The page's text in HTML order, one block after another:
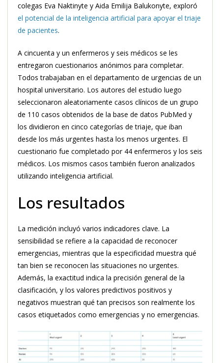
colegas Eva Naktinyte y Aida Emilija Balukonyte, exploró
el potencial de la inteligencia artificial para apoyar el triaje
de pacientes.
A cincuenta y un enfermeros y seis médicos se les
entregaron cuestionarios anónimos para completar.
Todos trabajaban en el departamento de urgencias de un
hospital universitario. Los autores del estudio luego
seleccionaron aleatoriamente casos clínicos de un grupo
de 110 casos obtenidos de la base de datos PubMed y
los dividieron en cinco categorías de triaje, que iban
desde los más urgentes hasta los menos urgentes. El
cuestionario fue completado por 44 enfermeros y los seis
médicos. Los mismos casos también fueron analizados
utilizando inteligencia artificial.
Los resultados
La medición incluyó varios indicadores clave. La
sensibilidad se refiere a la capacidad de reconocer
emergencias, mientras que la especificidad muestra qué
tan bien se reconocen las situaciones no urgentes.
Además, la exactitud indica la precisión general de la
clasificación, y los valores predictivos positivos y
negativos muestran qué tan precisos son realmente los
casos etiquetados como emergencias y no emergencias.